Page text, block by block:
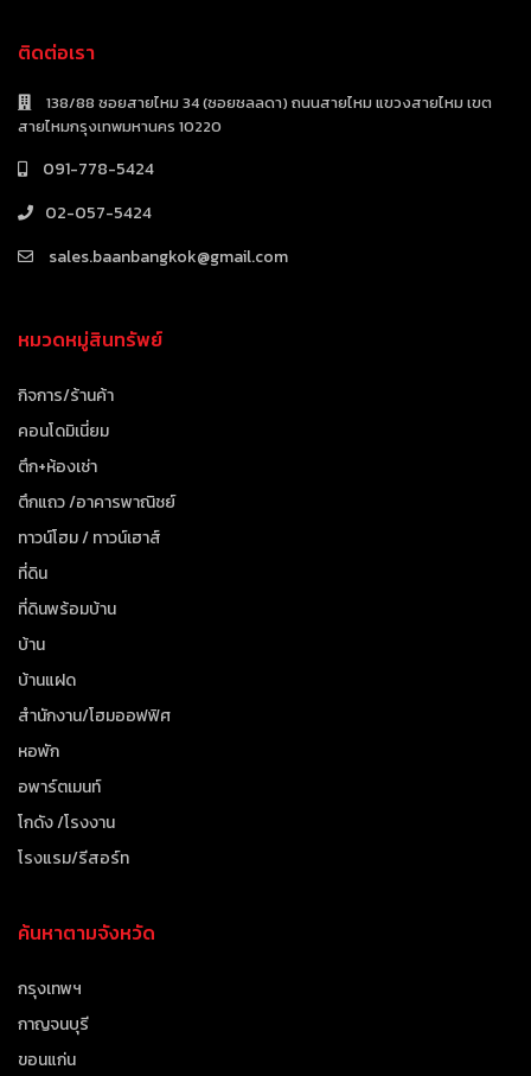
ติดต่อเรา
138/88 ซอยสายไหม 34 (ซอยชลลดา) ถนนสายไหม แขวงสายไหม เขต
สายไหมกรุงเทพมหานคร 10220
091-778-5424
02-057-5424
sales.baanbangkok@gmail.com
หมวดหมู่สินทรัพย์
กิจการ/ร้านค้า
คอนโดมิเนี่ยม
ตึก+ห้องเช่า
ตึกแถว /อาคารพาณิชย์
ทาวน์โฮม / ทาวน์เฮาส์
ที่ดิน
ที่ดินพร้อมบ้าน
บ้าน
บ้านแฝด
สำนักงาน/โฮมออฟฟิศ
หอพัก
อพาร์ตเมนท์
โกดัง /โรงงาน
โรงแรม/รีสอร์ท
ค้นหาตามจังหวัด
กรุงเทพฯ
กาญจนบุรี
ขอนแก่น